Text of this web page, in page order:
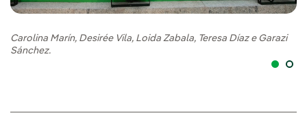
Carolina Marín, Desirée Vila, Loida Zabala, Teresa Díaz e Garazi
Sánchez.